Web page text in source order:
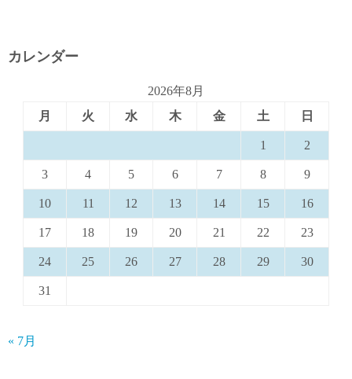
カレンダー
2026年8月
月
火 水 木 金 土 日
1 2
3 4 5 6 7 8 9
10 11 12 13 14 15 16
17 18 19 20 21 22 23
24 25 26 27 28 29 30
31
« 7月